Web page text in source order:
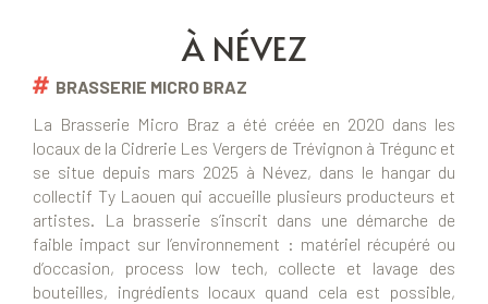
À NÉVEZ
BRASSERIE MICRO BRAZ
La Brasserie Micro Braz a été créée en 2020 dans les
locaux de la Cidrerie Les Vergers de Trévignon à Trégunc et
se situe depuis mars 2025 à Névez, dans le hangar du
collectif Ty Laouen qui accueille plusieurs producteurs et
artistes. La brasserie s’inscrit dans une démarche de
faible impact sur l’environnement : matériel récupéré ou
d’occasion, process low tech, collecte et lavage des
bouteilles, ingrédients locaux quand cela est possible,